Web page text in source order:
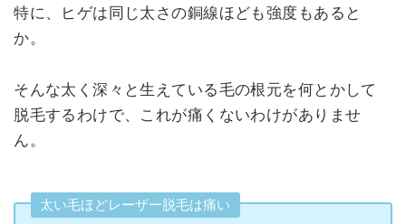
特に、ヒゲは同じ太さの銅線ほども強度もあると
か。
そんな太く深々と生えている毛の根元を何とかして
脱毛するわけで、これが痛くないわけがありませ
ん。
太い毛ほどレーザー脱毛は痛い